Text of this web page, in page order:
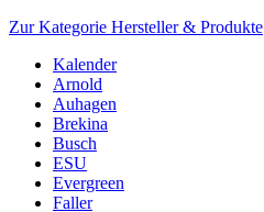
Zur Kategorie Hersteller & Produkte
Kalender
Arnold
Auhagen
Brekina
Busch
ESU
Evergreen
Faller